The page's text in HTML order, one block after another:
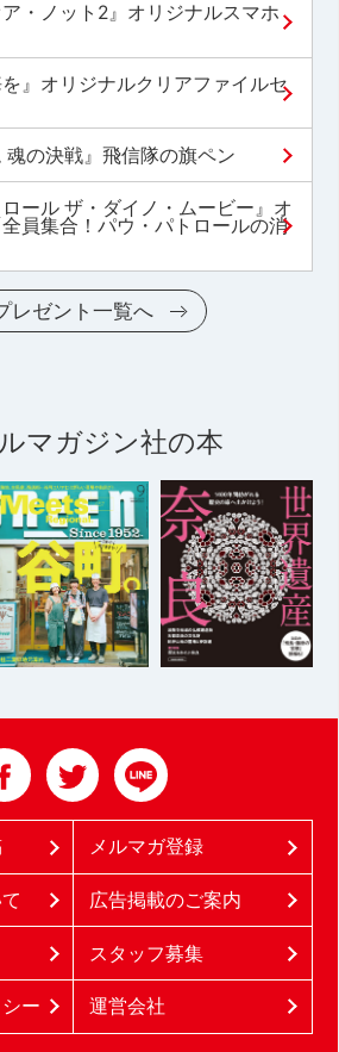
・ノット2』オリジナルスマホ
』オリジナルクリアファイルセ
の決戦』飛信隊の旗ペン
ール ザ・ダイノ・ムービー』オ
員集合！パウ・パトロールの消
レゼント一覧へ
マガジン社の本
メルマガ登録
広告掲載のご案内
スタッフ募集
ー 運営会社